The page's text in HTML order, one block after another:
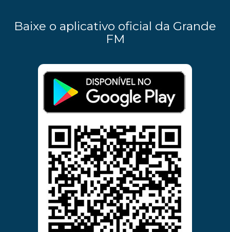
Baixe o aplicativo oficial da Grande
FM